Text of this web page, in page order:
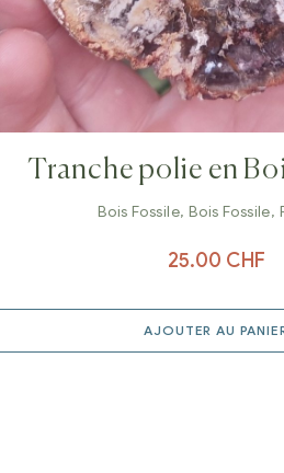
Tranche polie en
Bois Fossile, Bois Fossile,
25.00 CHF
AJOUTER AU